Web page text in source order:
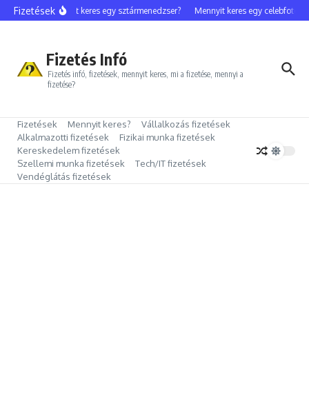
Ugrás a tartalomhoz
FizetésekMennyit keres egy sztármenedzser? Mennyit keres egy celebfotós?
Fizetés Infó
Fizetés infó, fizetések, mennyit keres, mi a fizetése, mennyi a
fizetése?
Fizetések Mennyit keres?
Vállalkozás fizetések
Alkalmazotti fizetések
Fizikai munka fizetések
Kereskedelem fizetések
Szellemi munka fizetések
Tech/IT fizetések
Vendéglátás fizetések